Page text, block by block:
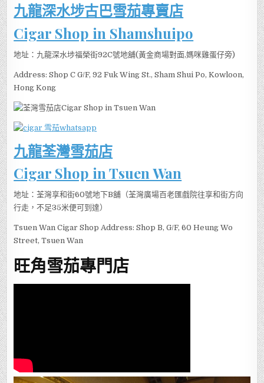
九龍深水埗古巴雪茄專賣店
Cigar Shop in Shamshuipo
地址：九龍深水埗福榮街92C號地舖(黃金商場對面,媽咪雞蛋仔旁)
Address: Shop C G/F, 92 Fuk Wing St., Sham Shui Po, Kowloon,
Hong Kong
九龍荃灣雪茄店
Cigar Shop in Tsuen Wan
地址：荃灣享和街60號地下B舖（荃灣廣場百老匯戲院往享和街方向
行走，不足35米便可到達）
Tsuen Wan Cigar Shop Address: Shop B, G/F, 60 Heung Wo
Street, Tsuen Wan
旺角雪茄專門店